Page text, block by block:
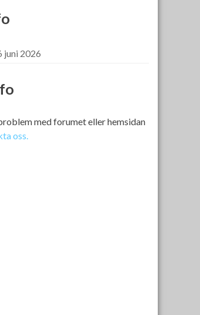
juni 2026
med forumet eller hemsidan
oss.